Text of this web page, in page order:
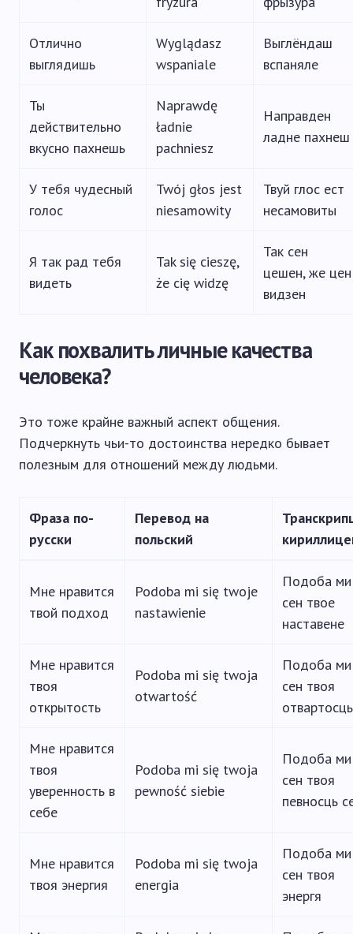
Отлично
выглядишь
Wyglądasz
wspaniale
Выглёндаш
вспаняле
Ты
действительно
вкусно пахнешь
Naprawdę
ładnie
pachniesz
Направден
ладне пахнеш
У тебя чудесный
голос
Twój głos jest
niesamowity
Твуй глос ест
несамовиты
Я так рад тебя
видеть
Tak się cieszę,
że cię widzę
Так сен
цешен, же цен
видзен
Как похвалить личные качества
человека?
Это тоже крайне важный аспект общения.
Подчеркнуть чьи-то достоинства нередко бывает
полезным для отношений между людьми.
Фраза по-
русски
Перевод на
польский
Мне нравится
твой подход
Podoba mi się twoje
nastawienie
Подоба ми
сен твое
наставене
Мне нравится
твоя
открытость
Podoba mi się twoja
otwartość
Подоба ми
сен твоя
отвартосць
Мне нравится
твоя
уверенность в
себе
Podoba mi się twoja
pewność siebie
Подоба ми
сен твоя
певносць
Мне нравится
твоя энергия
Podoba mi się twoja
energia
Подоба ми
сен твоя
энергя